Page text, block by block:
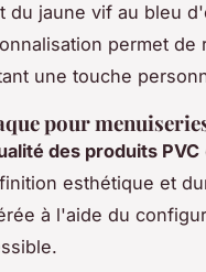
du jaune vif au bleu
permet
une touche
pour
des produits PVC
esthétique et
à l'aide du